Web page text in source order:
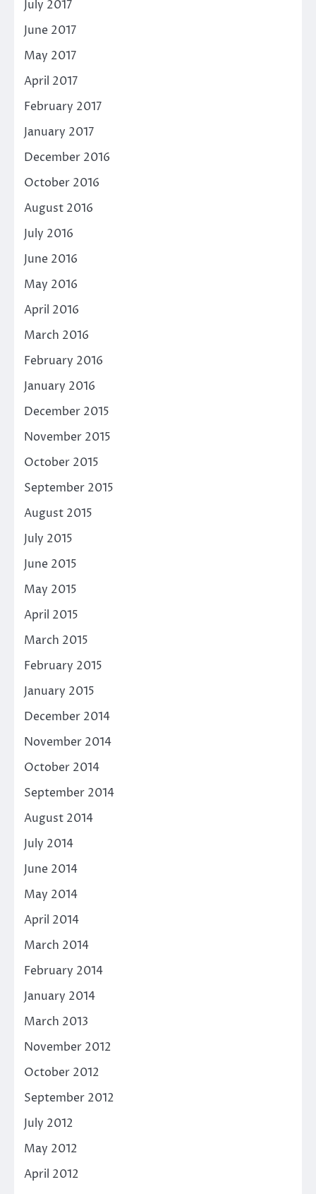
July 2017
June 2017
May 2017
April 2017
February 2017
January 2017
December 2016
October 2016
August 2016
July 2016
June 2016
May 2016
April 2016
March 2016
February 2016
January 2016
December 2015
November 2015
October 2015
September 2015
August 2015
July 2015
June 2015
May 2015
April 2015
March 2015
February 2015
January 2015
December 2014
November 2014
October 2014
September 2014
August 2014
July 2014
June 2014
May 2014
April 2014
March 2014
February 2014
January 2014
March 2013
November 2012
October 2012
September 2012
July 2012
May 2012
April 2012